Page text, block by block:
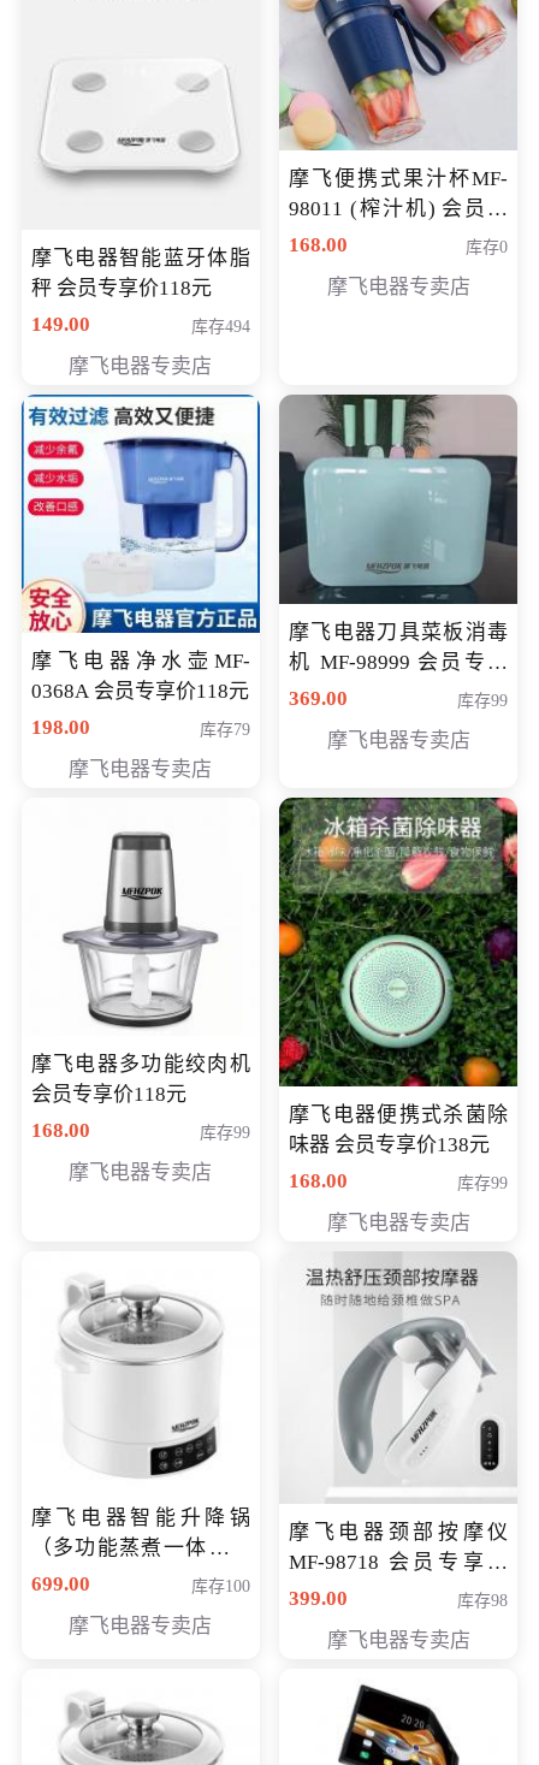
摩飞电器智能蓝牙体脂
秤 会员专享价118元
149.00
库存494
摩飞电器专卖店
摩飞便携式果汁杯MF-
98011 (榨汁机) 会员专
享价138元
168.00 库存0
摩飞电器专卖店
摩飞电器净水壶MF-
0368A 会员专享价118元
198.00
库存79
摩飞电器专卖店
摩飞电器刀具菜板消毒
机 MF-98999 会员专享
价286元
369.00 库存99
摩飞电器专卖店
摩飞电器多功能绞肉机
会员专享价118元
168.00
库存99
摩飞电器专卖店
摩飞电器便携式杀菌除
味器 会员专享价138元
168.00
库存99
摩飞电器专卖店
摩飞电器智能升降锅
（多功能蒸煮一体锅）
（智能升降养生锅） 会
699.00 库存100
摩飞电器专卖店
摩飞电器颈部按摩仪
MF-98718 会员专享价
299元
399.00 库存98
摩飞电器专卖店